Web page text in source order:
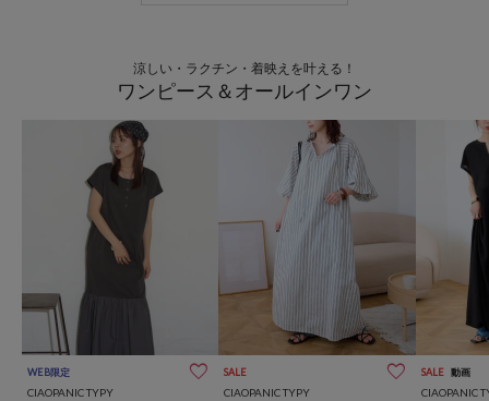
涼しい・ラクチン・着映えを叶える！
ワンピース＆オールインワン
WEB限定
CIAOPANIC TYPY
SALE
CIAOPANIC TYPY
SALE 動画
CIAOPANIC